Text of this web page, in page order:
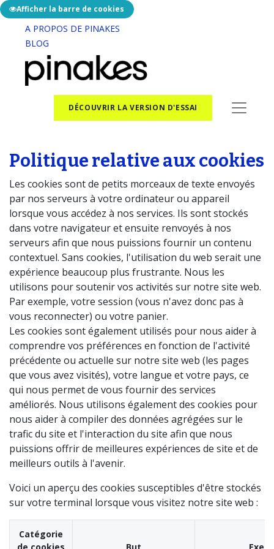
A PROPOS DE PINAKES
BLOG
DÉCOUVRIR LA VERSION D'ESSAI
Politique relative aux cookies
Les cookies sont de petits morceaux de texte envoyés
par nos serveurs à votre ordinateur ou appareil
lorsque vous accédez à nos services. Ils sont stockés
dans votre navigateur et ensuite renvoyés à nos
serveurs afin que nous puissions fournir un contenu
contextuel. Sans cookies, l'utilisation du web serait une
expérience beaucoup plus frustrante. Nous les
utilisons pour soutenir vos activités sur notre site web.
Par exemple, votre session (vous n'avez donc pas à
vous reconnecter) ou votre panier.
Les cookies sont également utilisés pour nous aider à
comprendre vos préférences en fonction de l'activité
précédente ou actuelle sur notre site web (les pages
que vous avez visités), votre langue et votre pays, ce
qui nous permet de vous fournir des services
améliorés. Nous utilisons également des cookies pour
nous aider à compiler des données agrégées sur le
trafic du site et l'interaction du site afin que nous
puissions offrir de meilleures expériences de site et de
meilleurs outils à l'avenir.
Voici un aperçu des cookies susceptibles d'être stockés
sur votre terminal lorsque vous visitez notre site web :
Catégorie
Afficher la barre de cookies